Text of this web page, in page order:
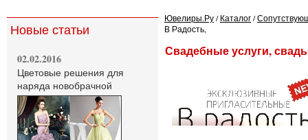
Новые статьи
02.02.2016
Цветовые решения для
наряда новобрачной
Ювелиры.Ру/Каталог/
В Радость,
Свадебные услуги,